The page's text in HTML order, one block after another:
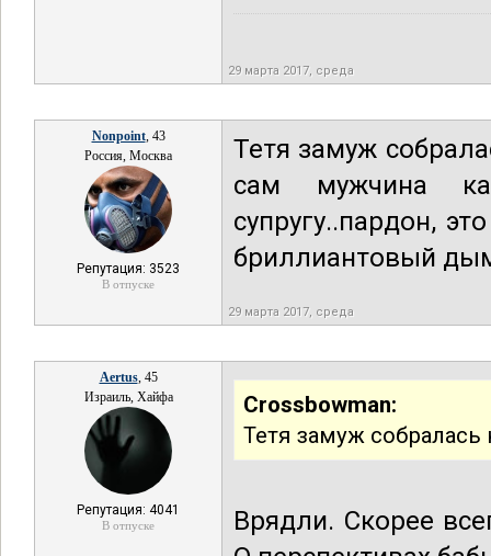
29 марта 2017, среда
Nonpoint, 43
Россия, Москва
Репутация: 3523
В отпуске
Тетя замуж
сам мужчина
супругу..пардон,
бриллиантовый
29 марта 2017, среда
Aertus, 45
Израиль, Хайфа
Репутация: 4041
В отпуске
Crossbowman:
Тетя замуж собралась
Врядли. Скорее